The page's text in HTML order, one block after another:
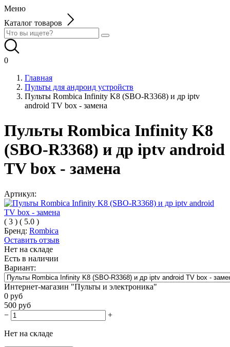
Меню
Каталог товаров
0
Главная
Пульты для андроид устройств
Пульты Rombica Infinity K8 (SBO-R3368) и др iptv
android TV box - замена
Пульты Rombica Infinity K8
(SBO-R3368) и др iptv android
TV box - замена
Артикул:
( 3 ) ( 5.0 )
Бренд: Rombica
Оставить отзыв
Нет на складе
Есть в наличии
Вариант:
Интернет-магазин "Пульты и электроника"
0 руб
500 руб
−
+
Нет на складе